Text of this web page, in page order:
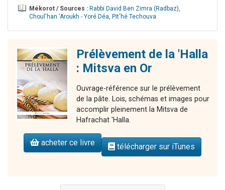
Mékorot / Sources : Rabbi David Ben Zimra (Radbaz),
Choul'han 'Aroukh - Yoré Déa, Pit'hé Techouva.
Prélèvement de la 'Halla
: Mitsva en Or
Ouvrage-référence sur le prélèvement
de la pâte. Lois, schémas et images pour
accomplir pleinement la Mitsva de
Hafrachat 'Halla.
acheter ce livre télécharger sur iTunes